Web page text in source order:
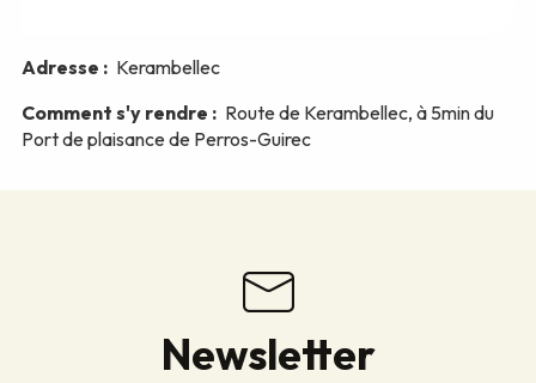
Newsletter